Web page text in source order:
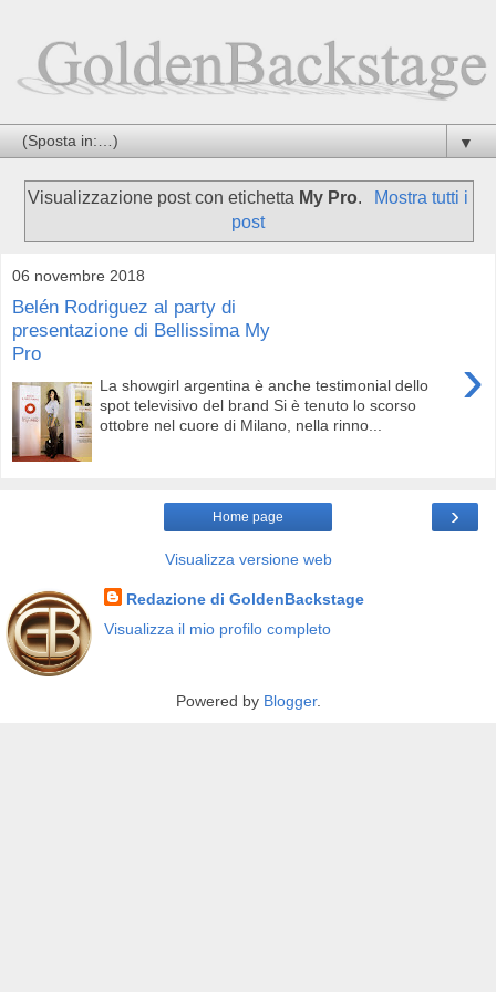
▼
Visualizzazione post con etichetta My Pro.
Mostra tutti i
post
06 novembre 2018
Belén Rodriguez al party di
presentazione di Bellissima My
Pro
›
La showgirl argentina è anche testimonial dello
spot televisivo del brand Si è tenuto lo scorso
ottobre nel cuore di Milano, nella rinno...
›
Home page
Visualizza versione web
Redazione di GoldenBackstage
Visualizza il mio profilo completo
Powered by Blogger.